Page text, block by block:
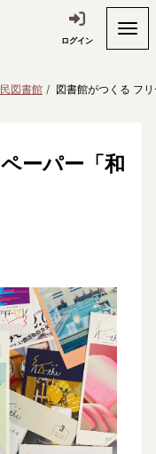
ログイン
図書館 図書館がつくる フ
ーパー「和